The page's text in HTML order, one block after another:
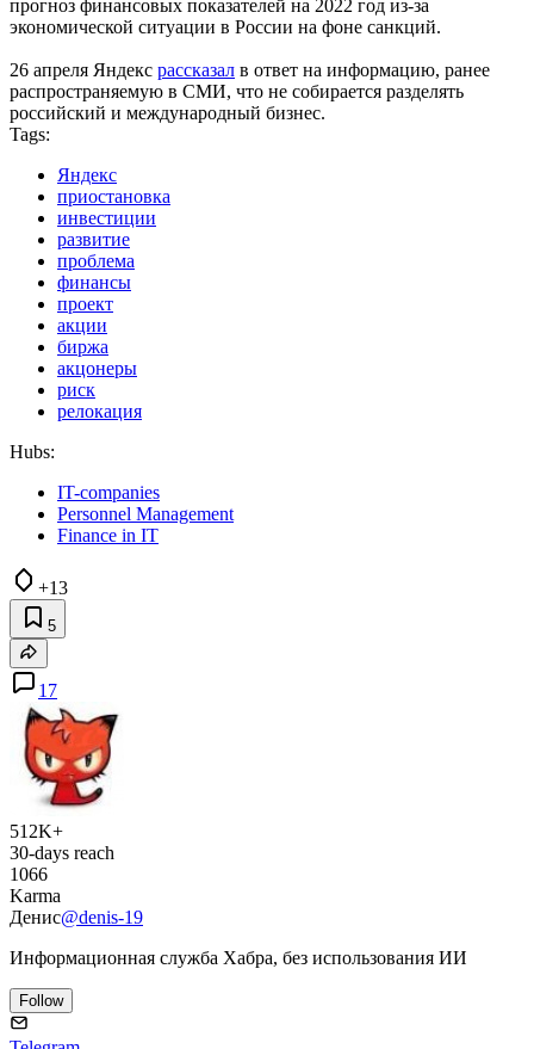
прогноз финансовых показателей на 2022 год из-за
экономической ситуации в России на фоне санкций.
26 апреля Яндекс рассказал в ответ на информацию, ранее
распространяемую в СМИ, что не собирается разделять
российский и международный бизнес.
Tags:
Яндекс
приостановка
инвестиции
развитие
проблема
финансы
проект
акции
биржа
акцонеры
риск
релокация
Hubs:
IT-companies
Personnel Management
Finance in IT
+13
5
17
512K+
30-days reach
1066
Karma
Денис@denis-19
Информационная служба Хабра, без использования ИИ
Follow